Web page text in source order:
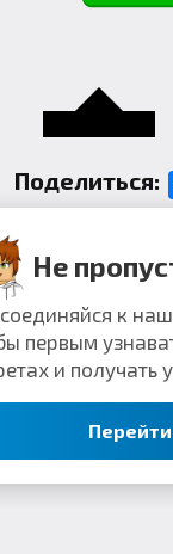
Поделиться:
Не
чтобы
секретах и